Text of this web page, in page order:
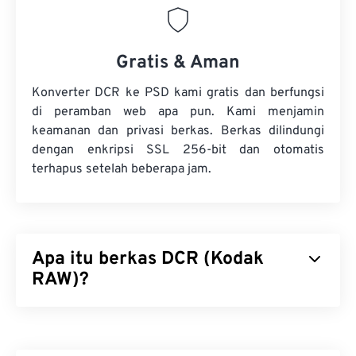
Gratis & Aman
Konverter DCR ke PSD kami gratis dan berfungsi
di peramban web apa pun. Kami menjamin
keamanan dan privasi berkas. Berkas dilindungi
dengan enkripsi SSL 256-bit dan otomatis
terhapus setelah beberapa jam.
Apa itu berkas DCR (Kodak
RAW)?